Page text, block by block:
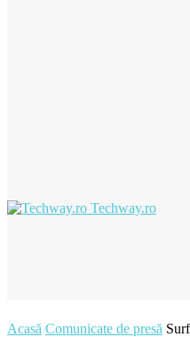
Techway.ro
Acasă Comunicate de presă